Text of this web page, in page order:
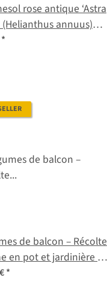
rose antique ‘Astra
(Helianthus annuus)
*
de balcon – Récolte
en pot et jardinière |
de graines n° 14
*